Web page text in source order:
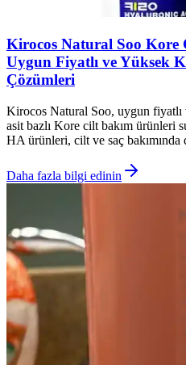
Kirocos Natural Soo Kore
Uygun Fiyatlı ve Yüksek
Çözümleri
Kirocos Natural Soo, uygun
asit bazlı Kore cilt bakım ürünleri
HA ürünleri, cilt ve saç
Daha fazla bilgi edinin